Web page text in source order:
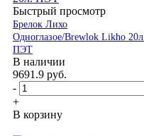
Быстрый просмотр
Брелок Лихо
Одноглазое/Brewlok Likho 20л.
ПЭТ
В наличии
9691.9 руб.
-
+
В корзину